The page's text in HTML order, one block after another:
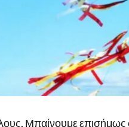
Μπαίνουμε επισήμως